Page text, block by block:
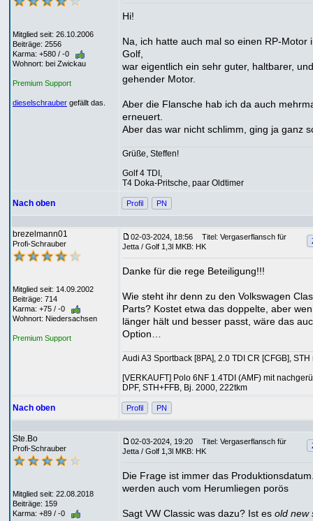
Mitglied seit: 26.10.2006
Beiträge: 2556
Karma: +580 / -0
Wohnort: bei Zwickau
Premium Support
dieselschrauber gefällt das.
Hi!
Na, ich hatte auch mal so einen RP-Motor
Golf,
war eigentlich ein sehr guter, haltbarer,
gehender Motor.
Aber die Flansche hab ich da auch
erneuert.
Aber das war nicht schlimm, ging ja ganz
Grüße, Steffen!
Golf 4 TDI,
T4 Doka-Pritsche, paar Oldtimer
Nach oben Profil PN
brezelmann01
Profi-Schrauber
Mitglied seit: 14.09.2002
Beiträge: 714
Karma: +75 / -0
Wohnort: Niedersachsen
Premium Support
02-03-2024, 18:56
Titel: Vergaserflansch für
Jetta / Golf 1,3l MKB: HK
Danke für die rege Beteiligung!!!
Wie steht ihr denn zu den Volkswagen
Parts? Kostet etwa das doppelte, aber
länger hält und besser passt, wäre das
Option…
Audi A3 Sportback [8PA], 2.0 TDI CR [CFGB], STH
[VERKAUFT] Polo 6NF 1.4TDI (AMF) mit
DPF, STH+FFB, Bj. 2000, 222tkm
Nach oben Profil PN
Ste.Bo
Profi-Schrauber
Mitglied seit: 22.08.2018
Beiträge: 159
Karma: +89 / -0
02-03-2024, 19:20
Titel: Vergaserflansch für
Jetta / Golf 1,3l MKB: HK
Die Frage ist immer das
werden auch vom Herumliegen porös
Sagt VW Classic was dazu? Ist es old new